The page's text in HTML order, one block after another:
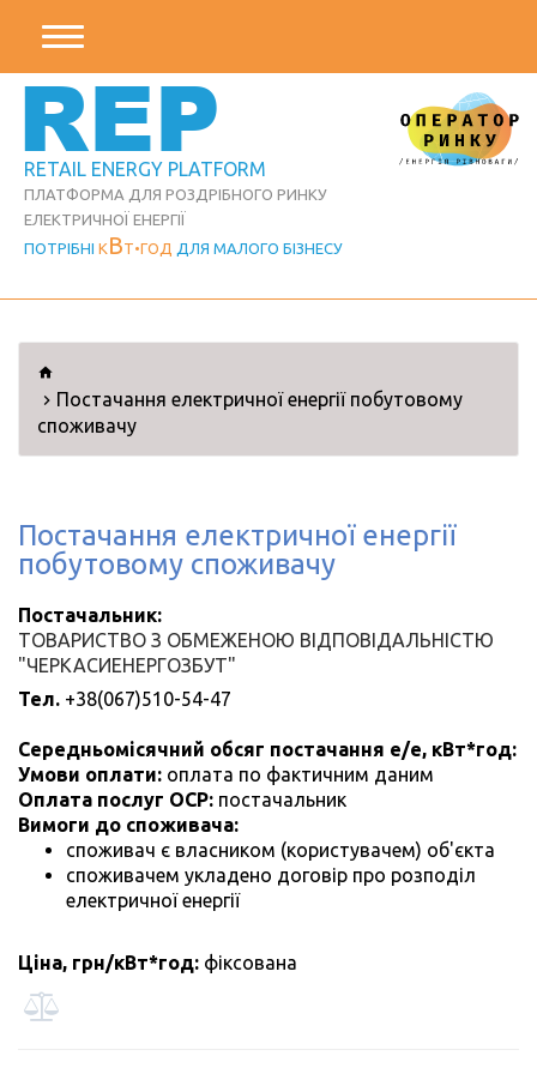
REP
RETAIL ENERGY PLATFORM
ПЛАТФОРМА ДЛЯ РОЗДРІБНОГО РИНКУ
ЕЛЕКТРИЧНОЇ ЕНЕРГІЇ
ПОТРІБНІ К ВТ ГОД ДЛЯ МАЛОГО БІЗНЕСУ
Постачання електричної енергії побутовому
споживачу
Постачання електричної енергії
побутовому споживачу
Постачальник:
ТОВАРИСТВО З ОБМЕЖЕНОЮ ВІДПОВІДАЛЬНІСТЮ
"ЧЕРКАСИЕНЕРГОЗБУТ"
Тел. +38(067)510-54-47
Середньомісячний обсяг постачання е/е, кВт*год:
Умови оплати: оплата по фактичним даним
Оплата послуг ОСР: постачальник
Вимоги до споживача:
споживач є власником (користувачем) об'єкта
споживачем укладено договір про розподіл
електричної енергії
Ціна, грн/кВт*год: фіксована